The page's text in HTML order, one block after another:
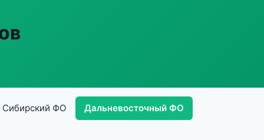
Сибирский ФО Дальневосточный ФО